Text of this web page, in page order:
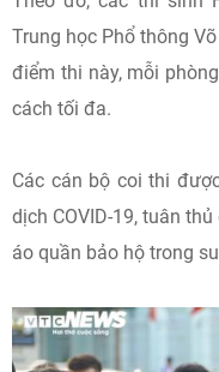
Trung học Phổ thông
điểm thi này, mỗi
cách tối đa.
Các cán bộ coi thi
dịch COVID-19, tuân
áo quần bảo hộ trong